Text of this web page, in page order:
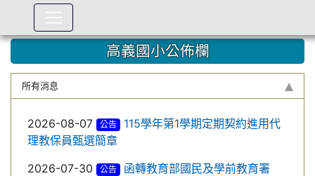
高義國小公佈欄
所有消息
2026-08-07 公告
115學年第1學期定期契約進用代
理教保員甄選簡章
2026-07-30
公告
函轉教育部國民及學前教育署